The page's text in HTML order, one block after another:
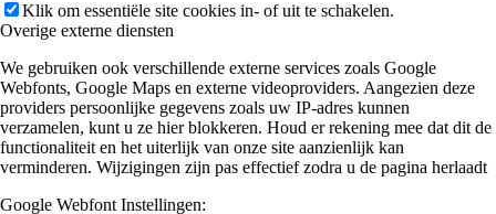
Klik om essentiële site cookies in- of uit te schakelen.
Overige externe diensten
We gebruiken ook verschillende externe services zoals Google
Webfonts, Google Maps en externe videoproviders. Aangezien deze
providers persoonlijke gegevens zoals uw IP-adres kunnen
verzamelen, kunt u ze hier blokkeren. Houd er rekening mee dat dit de
functionaliteit en het uiterlijk van onze site aanzienlijk kan
verminderen. Wijzigingen zijn pas effectief zodra u de pagina herlaadt
Google Webfont Instellingen: